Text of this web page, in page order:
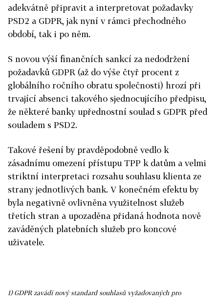
adekvátně připravit a interpretovat požadavky
PSD2 a GDPR, jak nyní v rámci přechodného
období, tak i po něm.
S novou výší finančních sankcí za nedodržení
požadavků GDPR (až do výše čtyř procent z
globálního ročního obratu společnosti) hrozí při
trvající absenci takového sjednocujícího předpisu,
že některé banky upřednostní soulad s GDPR před
souladem s PSD2.
Takové řešení by pravděpodobně vedlo k
zásadnímu omezení přístupu TPP k datům a velmi
striktní interpretaci rozsahu souhlasu klienta ze
strany jednotlivých bank. V konečném efektu by
byla negativně ovlivněna využitelnost služeb
třetích stran a upozaděna přidaná hodnota nově
zaváděných platebních služeb pro koncové
uživatele.
1) GDPR zavádí nový standard souhlasů vyžadovaných pro